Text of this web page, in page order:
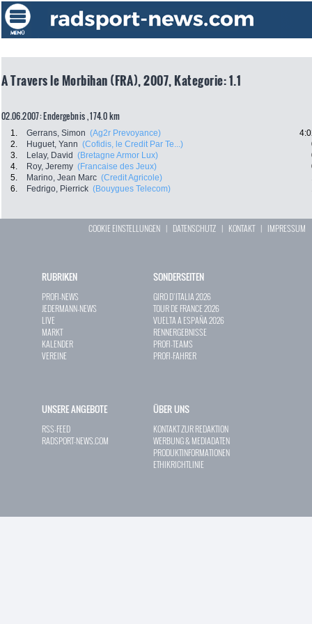
A Travers le Morbihan (FRA), 2007, Kategorie: 1.1
02.06.2007: Endergebnis , 174.0 km
1. Gerrans, Simon (Ag2r Prevoyance)
2.
Huguet, Yann (Cofidis, le Credit Par Te...)
3.
Lelay, David (Bretagne Armor Lux)
4.
Roy, Jeremy (Francaise des Jeux)
5.
Marino, Jean Marc (Credit Agricole)
6.
Fedrigo, Pierrick (Bouygues Telecom)
COOKIE EINSTELLUNGEN | DATENSCHUTZ | KONTAKT| IMPRESSUM
RUBRIKEN
PROFI-NEWS
JEDERMANN-NEWS
LIVE
MARKT
KALENDER
VEREINE
SONDERSEITEN
GIRO D`ITALIA 2026
TOUR DE FRANCE 2026
VUELTA A ESPAÑA 2026
RENNERGEBNISSE
PROFI-TEAMS
PROFI-FAHRER
UNSERE ANGEBOTE
RSS-FEED
RADSPORT-NEWS.COM
ÜBER UNS
KONTAKT ZUR REDAKTION
WERBUNG & MEDIADATEN
PRODUKTINFORMATIONEN
ETHIKRICHTLINIE